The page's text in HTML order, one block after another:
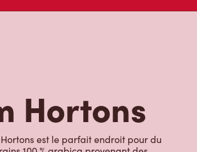
Hortons